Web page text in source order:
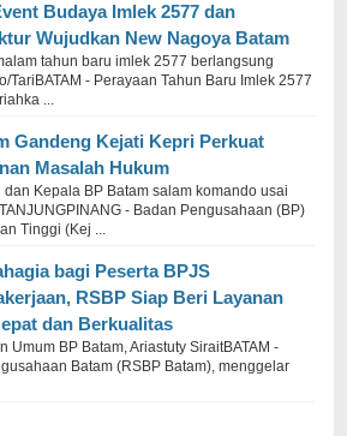
Budaya Imlek 2577 dan
Wujudkan New Nagoya Batam
tahun baru imlek 2577 berlangsung
TariBATAM - Perayaan Tahun Baru Imlek 2577
...
Gandeng Kejati Kepri Perkuat
Masalah Hukum
dan Kepala BP Batam salam komando usai
- Badan Pengusahaan (BP)
Tinggi (Kej ...
bagi Peserta BPJS
RSBP Siap Beri Layanan
dan Berkualitas
Umum BP Batam, Ariastuty SiraitBATAM -
Batam (RSBP Batam), menggelar